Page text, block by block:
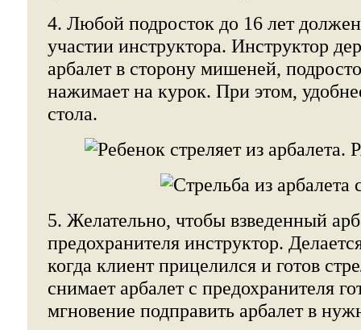
4. Любой подросток до 16 лет должен
участии инструктора. Инструктор
арбалет в сторону мишеней,
нажимает на курок. При этом,
стола.
5. Желательно, чтобы взведенный
предохранителя инструктор.
когда клиент прицелился и готов
снимает арбалет с предохранителя
мгновение подправить арбалет в